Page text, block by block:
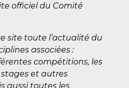
officiel du Comité
site toute l’actualité du
associées :
compétitions, les
et autres
aussi toutes les